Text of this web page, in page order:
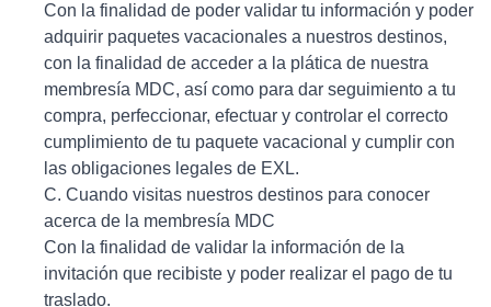
Con la finalidad de poder validar tu información y poder
adquirir paquetes vacacionales a nuestros destinos,
con la finalidad de acceder a la plática de nuestra
membresía MDC, así como para dar seguimiento a tu
compra, perfeccionar, efectuar y controlar el correcto
cumplimiento de tu paquete vacacional y cumplir con
las obligaciones legales de EXL.
C. Cuando visitas nuestros destinos para conocer
acerca de la membresía MDC
Con la finalidad de validar la información de la
invitación que recibiste y poder realizar el pago de tu
traslado.